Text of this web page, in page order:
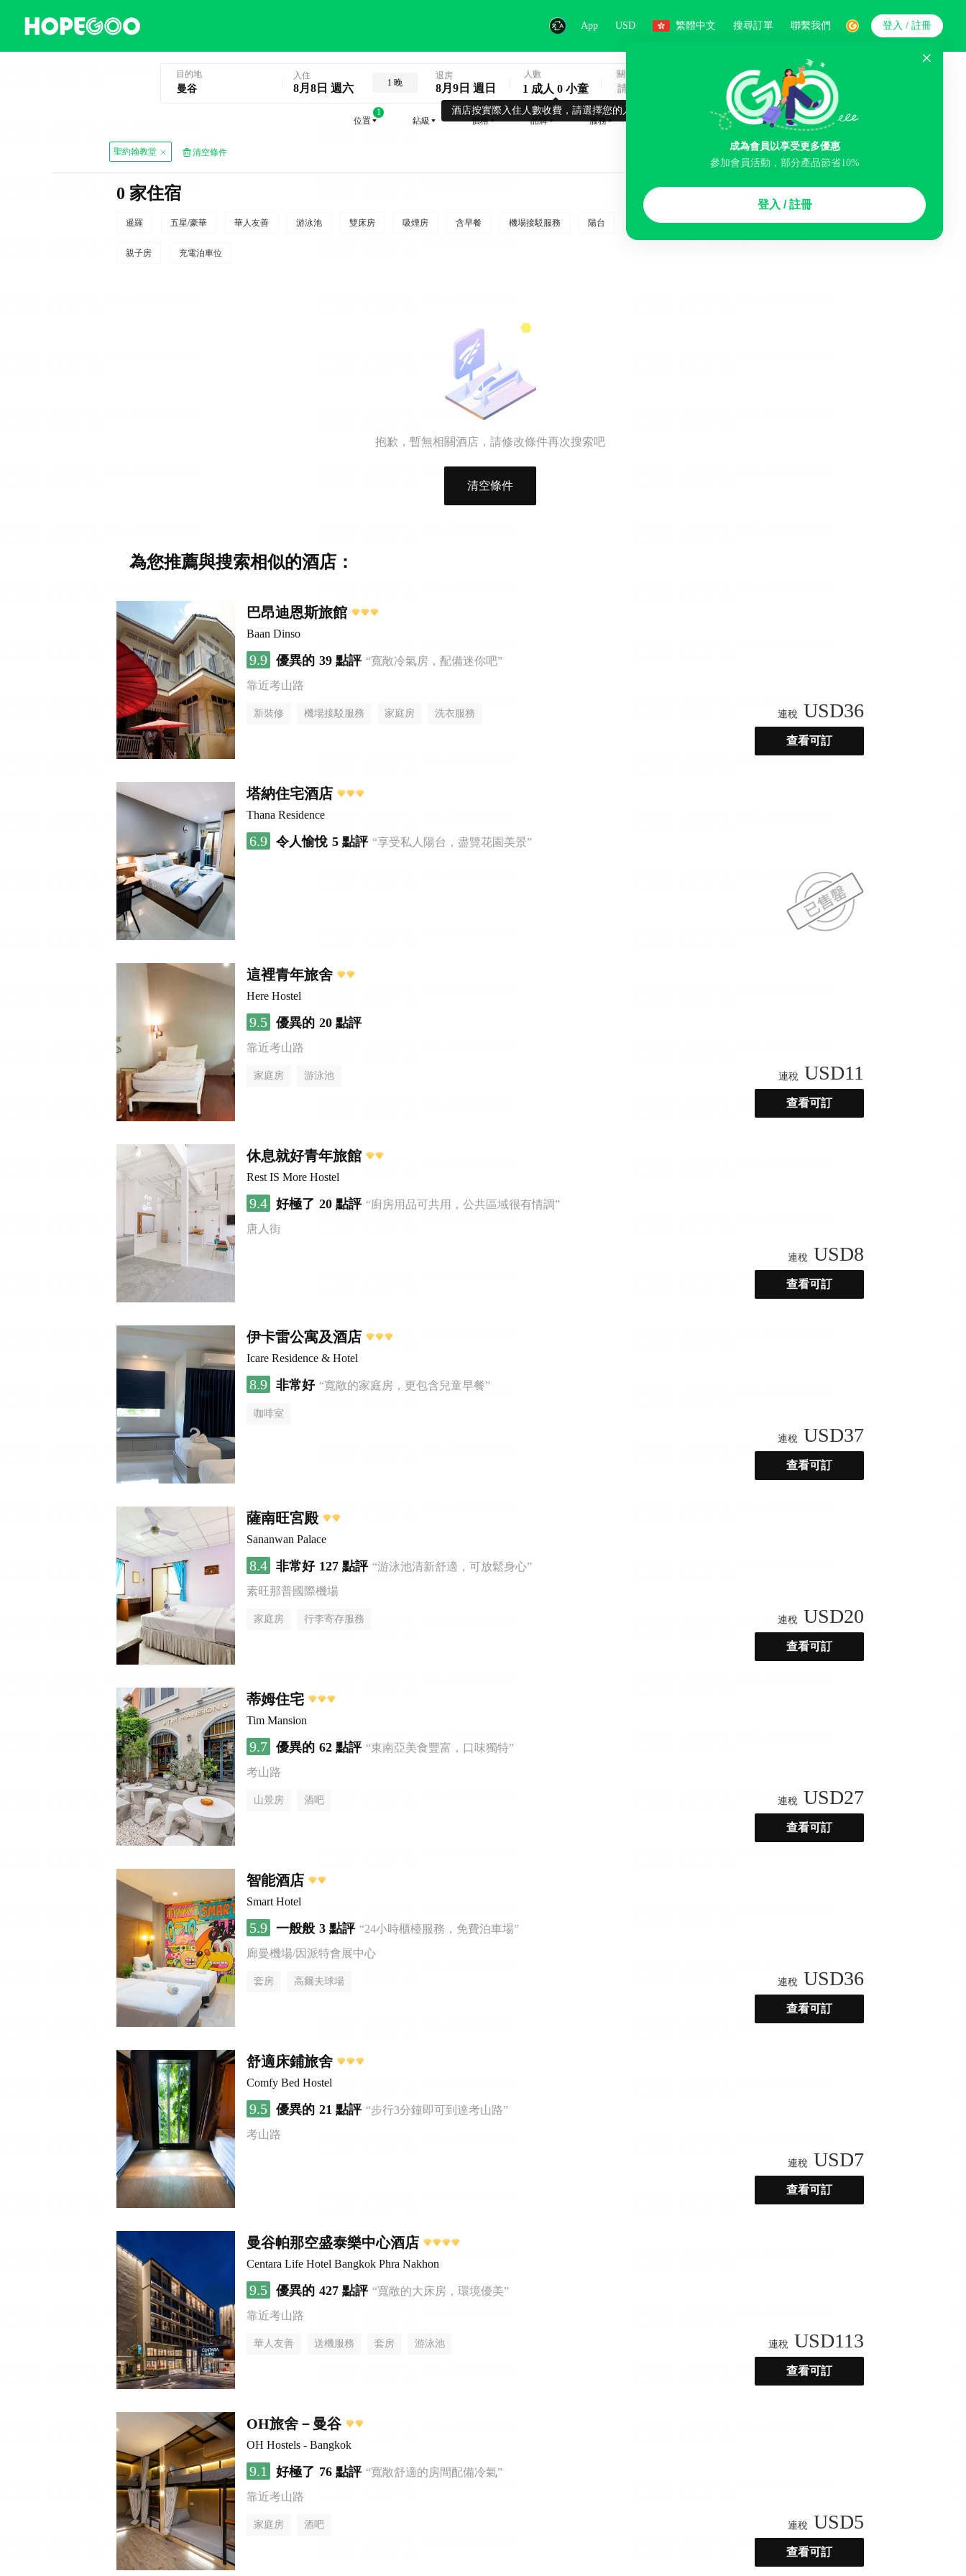
App USD 繁體中文 搜尋訂單 聯繫我們
成為會員以享受更多優惠
參加會員活動，部分產品節省10%
登入 / 註冊
登入 / 註冊
目的地 入住
8月8日 週六 1 晚
退房
8月9日 週日
酒店按實際入住人數收費，請選擇您的入住人數
人數
1 成人 0 小童
關鍵字
搜索
位置
1
鉆級
價格 品牌 服務
聖約翰教堂 清空條件
0 家住宿
暹羅 五星/豪華 華人友善 游泳池 雙床房 吸煙房 含早餐 機場接駁服務 陽台 行李寄存服務 免費取消 民宿 泊車場
親子房 充電泊車位
抱歉，暫無相關酒店，請修改條件再次搜索吧
清空條件
為您推薦與搜索相似的酒店：
巴昂迪恩斯旅館
Baan Dinso
9.9 優異的 39 點評 “寬敞冷氣房，配備迷你吧”
靠近考山路
新裝修 機場接駁服務 家庭房 洗衣服務 連稅 USD36
查看可訂
塔納住宅酒店
Thana Residence
6.9 令人愉悅 5 點評 “享受私人陽台，盡覽花園美景”
這裡青年旅舍
Here Hostel
9.5 優異的 20 點評
靠近考山路
家庭房 游泳池 連稅 USD11
查看可訂
休息就好青年旅館
Rest IS More Hostel
9.4 好極了 20 點評 “廚房用品可共用，公共區域很有情調”
唐人街
連稅 USD8
查看可訂
伊卡雷公寓及酒店
Icare Residence & Hotel
8.9 非常好 “寬敞的家庭房，更包含兒童早餐”
咖啡室
連稅 USD37
查看可訂
薩南旺宮殿
Sananwan Palace
8.4 非常好 127 點評 “游泳池清新舒適，可放鬆身心”
素旺那普國際機場
家庭房 行李寄存服務 連稅 USD20
查看可訂
蒂姆住宅
Tim Mansion
9.7 優異的 62 點評 “東南亞美食豐富，口味獨特”
考山路
山景房 酒吧 連稅 USD27
查看可訂
智能酒店
Smart Hotel
5.9 一般般 3 點評 “24小時櫃檯服務，免費泊車場”
廊曼機場/因派特會展中心
套房 高爾夫球場 連稅 USD36
查看可訂
舒適床鋪旅舍
Comfy Bed Hostel
9.5 優異的 21 點評 “步行3分鐘即可到達考山路”
考山路
連稅 USD7
查看可訂
曼谷帕那空盛泰樂中心酒店
Centara Life Hotel Bangkok Phra Nakhon
9.5 優異的 427 點評 “寬敞的大床房，環境優美”
靠近考山路
華人友善 送機服務 套房 游泳池 連稅 USD113
查看可訂
OH旅舍－曼谷
OH Hostels - Bangkok
9.1 好極了 76 點評 “寬敞舒適的房間配備冷氣”
靠近考山路
家庭房 酒吧 連稅 USD5
查看可訂